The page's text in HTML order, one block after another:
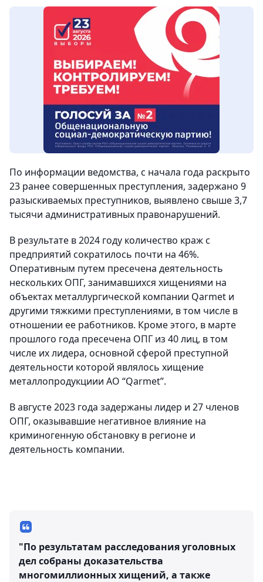
По информации ведомства, с начала года раскрыто
23 ранее совершенных преступления, задержано 9
разыскиваемых преступников, выявлено свыше 3,7
тысячи административных правонарушений.
В результате в 2024 году количество краж с
предприятий сократилось почти на 46%.
Оперативным путем пресечена деятельность
нескольких ОПГ, занимавшихся хищениями на
объектах металлургической компании Qarmet и
другими тяжкими преступлениями, в том числе в
отношении ее работников. Кроме этого, в марте
прошлого года пресечена ОПГ из 40 лиц, в том
числе их лидера, основной сферой преступной
деятельности которой являлось хищение
металлопродукциии АО “Qarmet”.
В августе 2023 года задержаны лидер и 27 членов
ОПГ, оказывавшие негативное влияние на
криминогенную обстановку в регионе и
деятельность компании.
"По результатам расследования уголовных
дел собраны доказательства
многомиллионных хищений, а также